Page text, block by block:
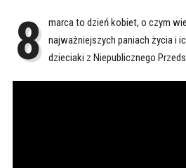
8 marca to dzień kobiet, o czym
najważniejszych paniach życia i
dzieciaki z Niepublicznego